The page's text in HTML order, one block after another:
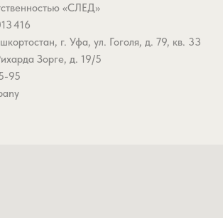
«СЛЕД»
416
г. Уфа, ул. Гоголя, д. 79, кв. 33
Зорге, д. 19/5
95